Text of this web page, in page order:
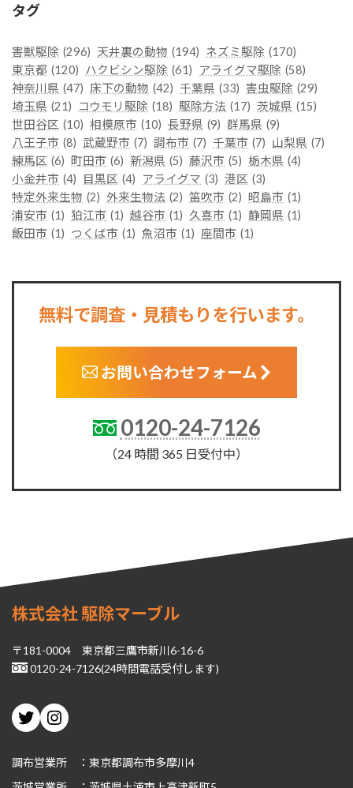
タグ
害獣駆除 (296) 天井裏の動物 (194) ネズミ駆除 (170)
東京都 (120) ハクビシン駆除 (61) アライグマ駆除 (58)
神奈川県 (47) 床下の動物 (42) 千葉県 (33) 害虫駆除 (29)
埼玉県 (21) コウモリ駆除 (18) 駆除方法 (17) 茨城県 (15)
世田谷区 (10) 相模原市 (10) 長野県 (9) 群馬県 (9)
八王子市 (8) 武蔵野市 (7) 調布市 (7) 千葉市 (7) 山梨県 (7)
練馬区 (6) 町田市 (6) 新潟県 (5) 藤沢市 (5) 栃木県 (4)
小金井市 (4) 目黒区 (4) アライグマ (3) 港区 (3)
特定外来生物 (2) 外来生物法 (2) 笛吹市 (2) 昭島市 (1)
浦安市 (1) 狛江市 (1) 越谷市 (1) 久喜市 (1) 静岡県 (1)
飯田市 (1) つくば市 (1) 魚沼市 (1) 座間市 (1)
無料で調査・見積もりを行います。
お問い合わせフォーム
0120-24-7126
（24 時間 365 日受付中）
株式会社 駆除マーブル
〒181-0004 東京都三鷹市新川6-16-6
0120-24-7126(24時間電話受付します)
TwitterInstagram
調布営業所 ：東京都調布市多摩川4